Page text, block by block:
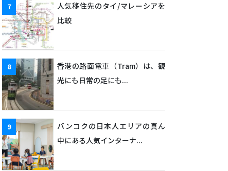
人気移住先のタイ/マレーシアを
比較
香港の路面電車（Tram）は、観
光にも日常の足にも...
バンコクの日本人エリアの真ん
中にある人気インターナ...